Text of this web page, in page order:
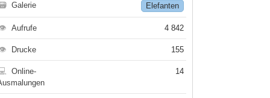
Galerie Elefanten
Aufrufe 4 842
Drucke 155
Online-
14